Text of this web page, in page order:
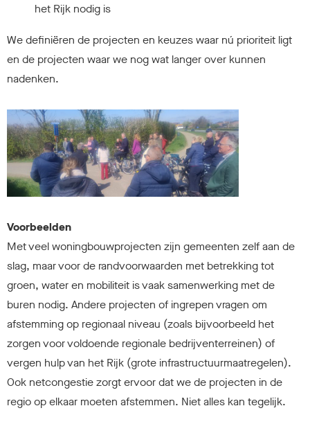
het Rijk nodig is
We definiëren de projecten en keuzes waar nú prioriteit ligt
en de projecten waar we nog wat langer over kunnen
nadenken.
Voorbeelden
Met veel woningbouwprojecten zijn gemeenten zelf aan de
slag, maar voor de randvoorwaarden met betrekking tot
groen, water en mobiliteit is vaak samenwerking met de
buren nodig. Andere projecten of ingrepen vragen om
afstemming op regionaal niveau (zoals bijvoorbeeld het
zorgen voor voldoende regionale bedrijventerreinen) of
vergen hulp van het Rijk (grote infrastructuurmaatregelen).
Ook netcongestie zorgt ervoor dat we de projecten in de
regio op elkaar moeten afstemmen. Niet alles kan tegelijk.